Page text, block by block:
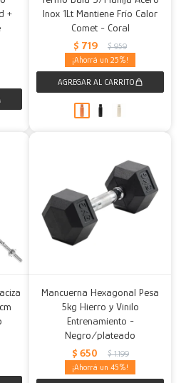
+
Inox 1Lt Mantiene Frío Calor
Comet - Coral
$ 719 $ 959
25
Mancuerna Hexagonal Pesa
5kg Hierro y Vinilo
Entrenamiento -
Negro/plateado
$ 650 $ 1.199
45